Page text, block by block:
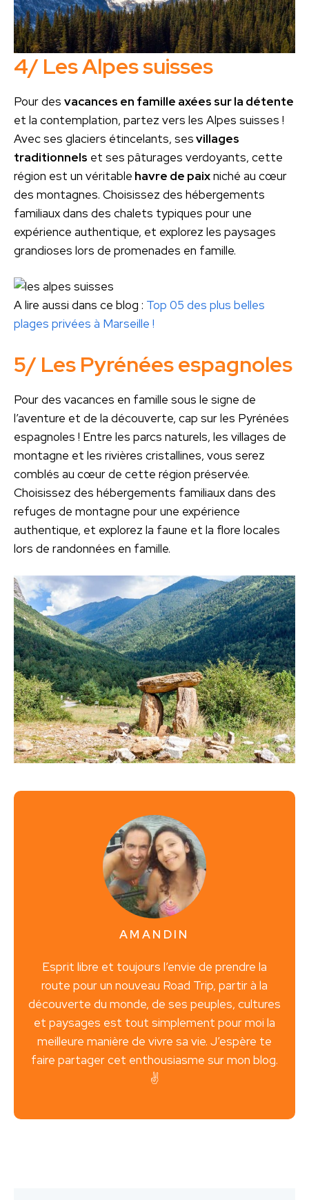
4/ Les Alpes suisses
Pour des vacances en famille axées sur la détente
et la contemplation, partez vers les Alpes suisses !
Avec ses glaciers étincelants, sesvillages
traditionnels et ses pâturages verdoyants, cette
région est un véritable havre de paixniché au cœur
des montagnes. Choisissez des hébergements
familiaux dans des chalets typiques pour une
expérience authentique, et explorez les paysages
grandioses lors de promenades en famille.
A lire aussi dans ce blog : Top 05 des plus belles
plages privées à Marseille !
5/ Les Pyrénées espagnoles
Pour des vacances en famille sous le signe de
l’aventure et de la découverte, cap sur les Pyrénées
espagnoles ! Entre les parcs naturels, les villages de
montagne et les rivières cristallines, vous serez
comblés au cœur de cette région préservée.
Choisissez des hébergements familiaux dans des
refuges de montagne pour une expérience
authentique, et explorez la faune et la flore locales
lors de randonnées en famille.
AMANDIN
Esprit libre et toujours l’envie de prendre la
route pour un nouveau Road Trip, partir à la
découverte du monde, de ses peuples, cultures
et paysages est tout simplement pour moi la
meilleure manière de vivre sa vie. J’espère te
faire partager cet enthousiasme sur mon blog.
✌️